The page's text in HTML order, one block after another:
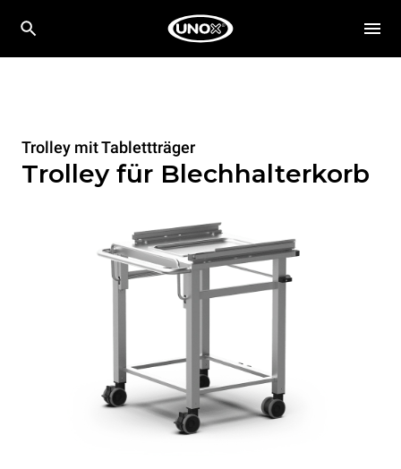
Trolley mit Tablettträger
Trolley für Blechhalterkorb